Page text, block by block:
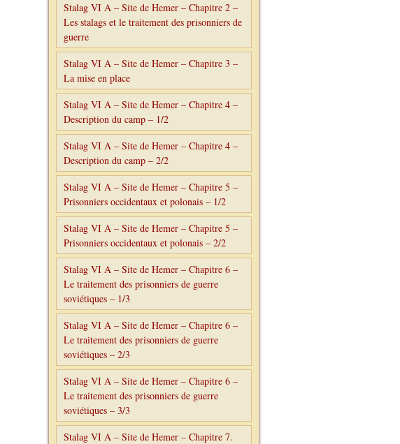
Stalag VI A – Site de Hemer – Chapitre 2 –
Les stalags et le traitement des prisonniers de
guerre
Stalag VI A – Site de Hemer – Chapitre 3 –
La mise en place
Stalag VI A – Site de Hemer – Chapitre 4 –
Description du camp – 1/2
Stalag VI A – Site de Hemer – Chapitre 4 –
Description du camp – 2/2
Stalag VI A – Site de Hemer – Chapitre 5 –
Prisonniers occidentaux et polonais – 1/2
Stalag VI A – Site de Hemer – Chapitre 5 –
Prisonniers occidentaux et polonais – 2/2
Stalag VI A – Site de Hemer – Chapitre 6 –
Le traitement des prisonniers de guerre
soviétiques – 1/3
Stalag VI A – Site de Hemer – Chapitre 6 –
Le traitement des prisonniers de guerre
soviétiques – 2/3
Stalag VI A – Site de Hemer – Chapitre 6 –
Le traitement des prisonniers de guerre
soviétiques – 3/3
Stalag VI A – Site de Hemer – Chapitre 7.